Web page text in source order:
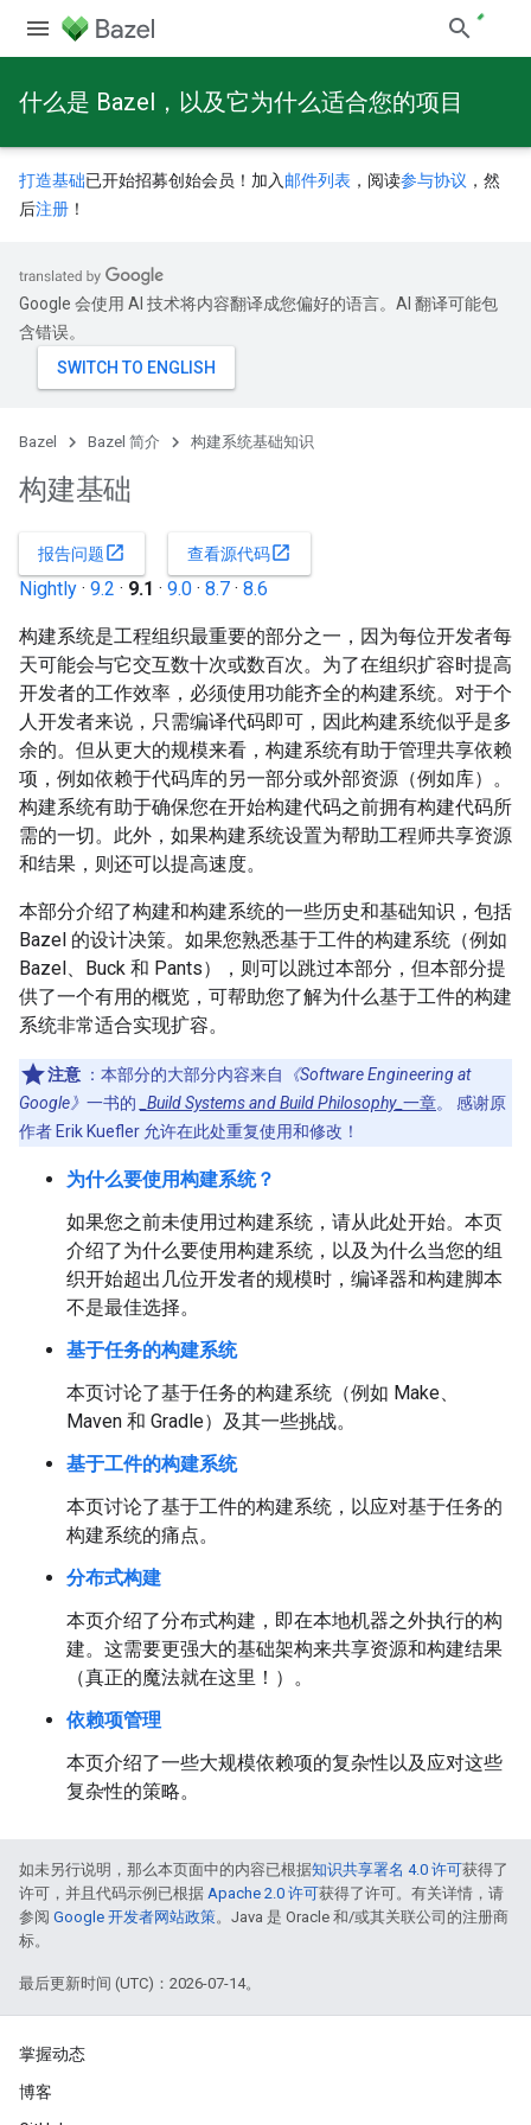
什么是 Bazel，以及它为什么适合您的项目
打造基础已开始招募创始会员！加入 邮件列表 ，阅读参与协议 ，然
后注册 ！
Google 会使用 AI 技术将内容翻译成您偏好的语言。AI 翻译可能包
含错误。
Bazel Bazel 简介 构建系统基础知识
构建基础
报告问题open_in_new 查看源代码open_in_new
Nightly · 9.2 · 9.1 · 9.0 · 8.7 · 8.6
构建系统是工程组织最重要的部分之一，因为每位开发者每
天可能会与它交互数十次或数百次。为了在组织扩容时提高
开发者的工作效率，必须使用功能齐全的构建系统。对于个
人开发者来说，只需编译代码即可，因此构建系统似乎是多
余的。但从更大的规模来看，构建系统有助于管理共享依赖
项，例如依赖于代码库的另一部分或外部资源（例如库）。
构建系统有助于确保您在开始构建代码之前拥有构建代码所
需的一切。此外，如果构建系统设置为帮助工程师共享资源
和结果，则还可以提高速度。
本部分介绍了构建和构建系统的一些历史和基础知识，包括
Bazel 的设计决策。如果您熟悉基于工件的构建系统（例如
Bazel、Buck 和 Pants），则可以跳过本部分，但本部分提
供了一个有用的概览，可帮助您了解为什么基于工件的构建
系统非常适合实现扩容。
注意 ：本部分的大部分内容来自
《Software Engineering at
Google》 一书的 _Build Systems and Build Philosophy_ 一章。 感谢原
作者 Erik Kuefler 允许在此处重复使用和修改！
为什么要使用构建系统？
如果您之前未使用过构建系统，请从此处开始。本页
介绍了为什么要使用构建系统，以及为什么当您的组
织开始超出几位开发者的规模时，编译器和构建脚本
不是最佳选择。
基于任务的构建系统
本页讨论了基于任务的构建系统（例如 Make、
Maven 和 Gradle）及其一些挑战。
基于工件的构建系统
本页讨论了基于工件的构建系统，以应对基于任务的
构建系统的痛点。
分布式构建
本页介绍了分布式构建，即在本地机器之外执行的构
建。这需要更强大的基础架构来共享资源和构建结果
（真正的魔法就在这里！）。
依赖项管理
本页介绍了一些大规模依赖项的复杂性以及应对这些
复杂性的策略。
如未另行说明，那么本页面中的内容已根据知识共享署名 4.0 许可获得了
许可，并且代码示例已根据 Apache 2.0 许可获得了许可。有关详情，请
参阅 Google 开发者网站政策。Java 是 Oracle 和/或其关联公司的注册商
标。
最后更新时间 (UTC)：2026-07-14。
掌握动态
博客